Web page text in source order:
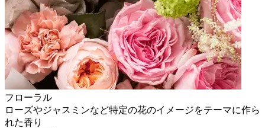
フローラル
ローズやジャスミンなど特定の花のイメージをテーマに作ら
れた香り